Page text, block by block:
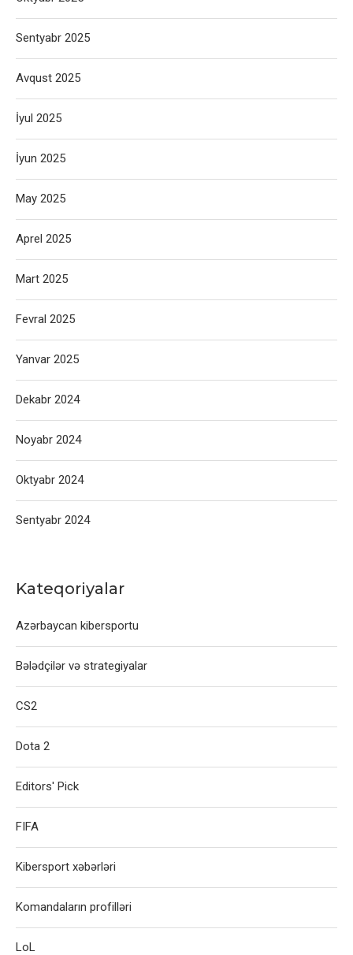
Sentyabr 2025
Avqust 2025
İyul 2025
İyun 2025
May 2025
Aprel 2025
Mart 2025
Fevral 2025
Yanvar 2025
Dekabr 2024
Noyabr 2024
Oktyabr 2024
Sentyabr 2024
Kateqoriyalar
Azərbaycan kibersportu
Bələdçilər və strategiyalar
CS2
Dota 2
Editors' Pick
FIFA
Kibersport xəbərləri
Komandaların profilləri
LoL